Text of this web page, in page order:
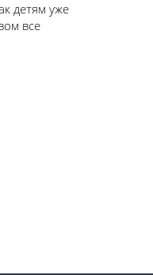
детям уже
все